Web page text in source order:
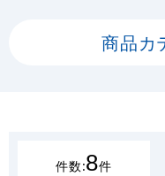
商品カ
件数:8件